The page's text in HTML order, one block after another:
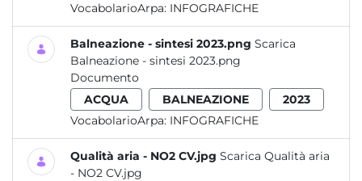
VocabolarioArpa: INFOGRAFICHE
Balneazione - sintesi 2023.png Scarica
Balneazione - sintesi 2023.png
Documento
ACQUA
BALNEAZIONE
2023
VocabolarioArpa: INFOGRAFICHE
Qualità aria - NO2 CV.jpg Scarica Qualità aria
- NO2 CV.jpg